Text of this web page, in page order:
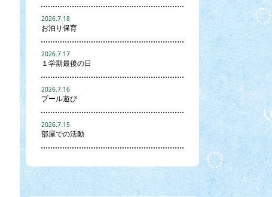
お泊り保育
2026.7.18
１学期最後の日
2026.7.17
プール遊び
2026.7.16
部屋での活動
2026.7.15